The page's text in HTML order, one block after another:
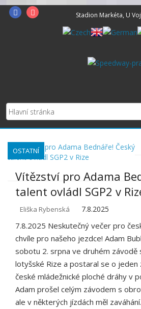
Skip
FacebookInstagram Stadion Markéta, U
OSTATNÍ
Vítězství pro Adama
talent ovládl SGP2 v
Eliška Rybenská 7.8.2025
7.8.2025 Neskutečný večer pro
chvíle pro našeho jezdce! Adam
sobotu 2. srpna ve druhém závodě
lotyšské Rize a postaral se o jeden
české mládežnické ploché dráhy v
Adam prošel celým závodem s
ale v některých jízdách měl